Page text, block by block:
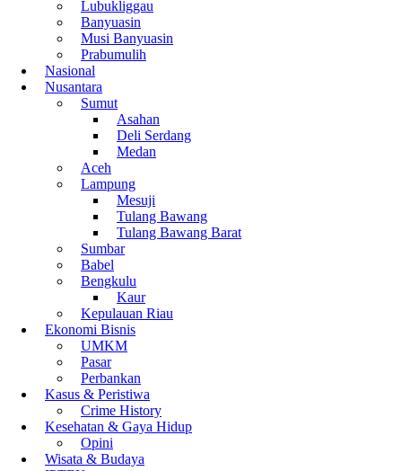
Lubukliggau
Banyuasin
Musi Banyuasin
Prabumulih
Nasional
Nusantara
Sumut
Asahan
Deli Serdang
Medan
Aceh
Lampung
Mesuji
Tulang Bawang
Tulang Bawang Barat
Sumbar
Babel
Bengkulu
Kaur
Kepulauan Riau
Ekonomi Bisnis
UMKM
Pasar
Perbankan
Kasus & Peristiwa
Crime History
Kesehatan & Gaya Hidup
Opini
Wisata & Budaya